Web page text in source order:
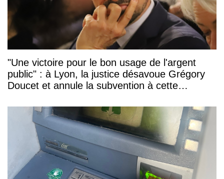
"Une victoire pour le bon usage de l'argent
public" : à Lyon, la justice désavoue Grégory
Doucet et annule la subvention à cette